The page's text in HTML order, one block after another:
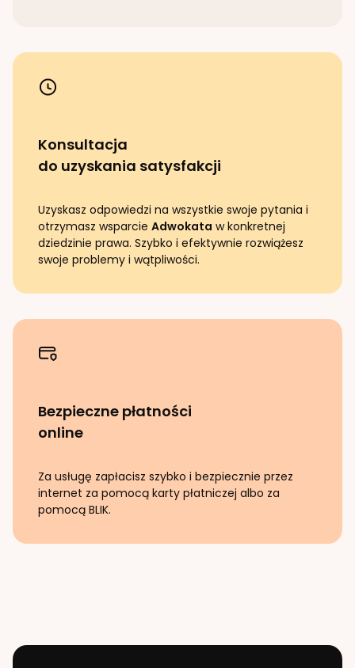
Konsultacja
do uzyskania satysfakcji
Uzyskasz odpowiedzi na wszystkie swoje pytania i
otrzymasz wsparcie Adwokata w konkretnej
dziedzinie prawa. Szybko i efektywnie rozwiążesz
swoje problemy i wątpliwości.
Bezpieczne płatności
online
Za usługę zapłacisz szybko i bezpiecznie przez
internet za pomocą karty płatniczej albo za
pomocą BLIK.